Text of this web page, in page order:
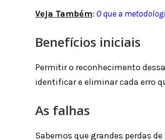
Veja Também: O que a
Benefícios iniciais
Permitir o reconhecimento
identificar e eliminar cada erro
As falhas
Sabemos que grandes perdas